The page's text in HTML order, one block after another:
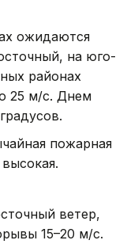
ожидаются
на юго-
районах
25 м/с. Днем
пожарная
ветер,
15–20 м/с.